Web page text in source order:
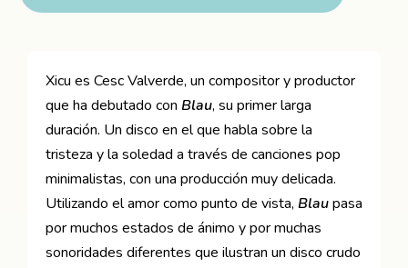
Xicu es Cesc Valverde, un compositor y productor
que ha debutado con Blau, su primer larga
duración. Un disco en el que habla sobre la
tristeza y la soledad a través de canciones pop
minimalistas, con una producción muy delicada.
Utilizando el amor como punto de vista, Blaupasa
por muchos estados de ánimo y por muchas
sonoridades diferentes que ilustran un disco crudo